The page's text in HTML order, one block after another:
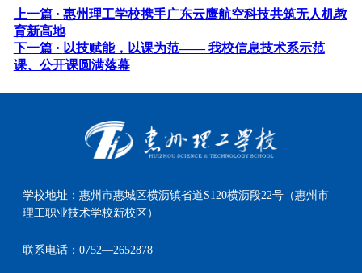
上一篇 · 惠州理工学校携手广东云鹰航空科技共筑无人机教
育新高地
下一篇 · 以技赋能，以课为范—— 我校信息技术系示范
课、公开课圆满落幕
学校地址：惠州市惠城区横沥镇省道S120横沥段22号（惠州市
理工职业技术学校新校区）
联系电话：0752—2652878